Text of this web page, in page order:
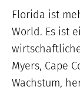
Florida ist
World. Es ist
Myers, Cape
Wachstum,